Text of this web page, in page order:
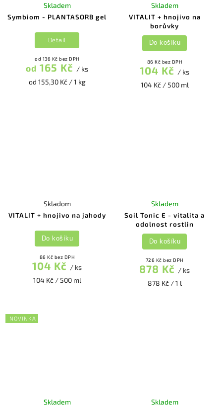
Symbiom - PLANTASORB gel
Skladem
od 136 Kč bez DPH
od 165 Kč / ks
od 155,30 Kč / 1 kg
Detail
VITALIT + hnojivo na
borůvky
Skladem
86 Kč bez DPH
104 Kč / ks
104 Kč / 500 ml
Do košíku
VITALIT + hnojivo na jahody
Skladom
86 Kč bez DPH
104 Kč / ks
104 Kč / 500 ml
Do košíku
Soil Tonic E - vitalita a
odolnost rostlin
Skladem
726 Kč bez DPH
878 Kč / ks
878 Kč / 1 l
Do košíku
NOVINKA
Skladem Skladem